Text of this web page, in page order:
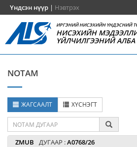
Үндсэн нүүр | Нэвтрэх
ИРГЭНИЙ НИСЭХИЙН ҮНДЭСНИЙ
НИСЭХИЙН
ҮЙЛЧИЛГЭЭНИЙ АЛБА
NOTAM
ЖАГСААЛТ ХҮСНЭГТ
ZMUB ДУГААР :A0768/26